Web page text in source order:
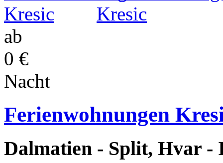
ab
0 €
Nacht
Ferienwohnungen
Dalmatien - Split, Hvar -